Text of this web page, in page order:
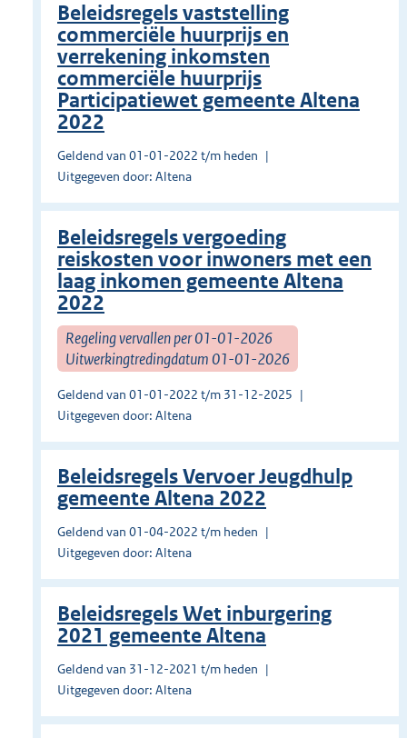
Beleidsregels vaststelling
commerciële huurprijs en
verrekening inkomsten
commerciële huurprijs
Participatiewet gemeente Altena
2022
Geldend van 01-01-2022 t/m heden
Uitgegeven door: Altena
Beleidsregels vergoeding
reiskosten voor inwoners met een
laag inkomen gemeente Altena
2022
Regeling vervallen per 01-01-2026
Uitwerkingtredingdatum 01-01-2026
Geldend van 01-01-2022 t/m 31-12-2025
Uitgegeven door: Altena
Beleidsregels Vervoer Jeugdhulp
gemeente Altena 2022
Geldend van 01-04-2022 t/m heden
Uitgegeven door: Altena
Beleidsregels Wet inburgering
2021 gemeente Altena
Geldend van 31-12-2021 t/m heden
Uitgegeven door: Altena